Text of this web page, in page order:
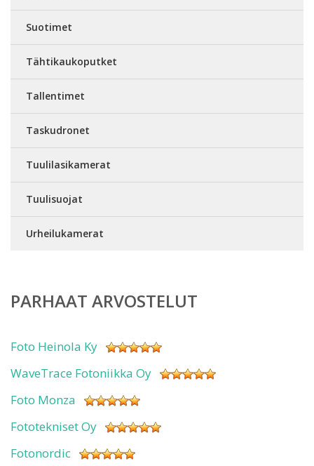
Suotimet
Tähtikaukoputket
Tallentimet
Taskudronet
Tuulilasikamerat
Tuulisuojat
Urheilukamerat
PARHAAT ARVOSTELUT
Foto Heinola Ky
WaveTrace Fotoniikka Oy
Foto Monza
Fototekniset Oy
Fotonordic